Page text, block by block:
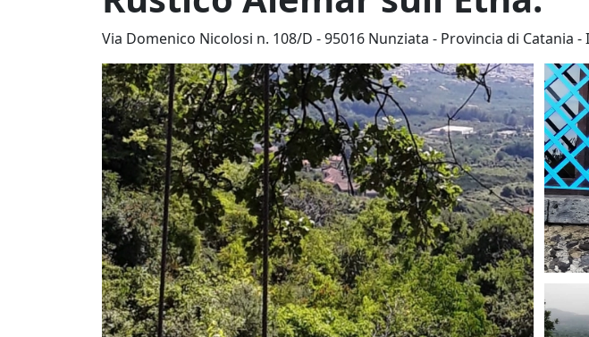
Via Domenico Nicolosi n. 108/D -95016 Nunziata - Provincia di Catania -